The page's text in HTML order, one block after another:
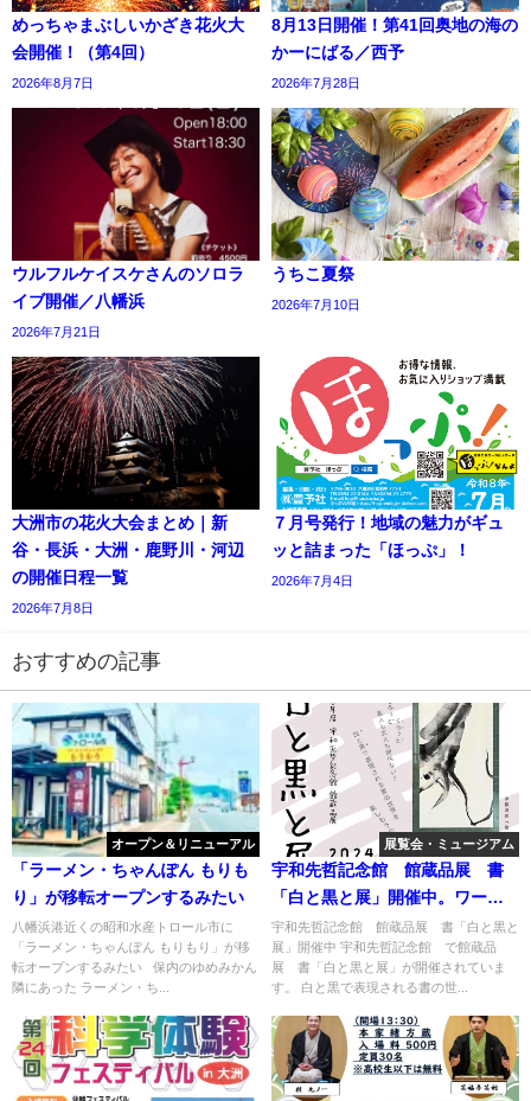
めっちゃまぶしいかざき花火大
会開催！（第4回）
2026年8月7日
8月13日開催！第41回奥地の海の
かーにばる／西予
2026年7月28日
ウルフルケイスケさんのソロラ
イブ開催／八幡浜
2026年7月21日
うちこ夏祭
2026年7月10日
大洲市の花火大会まとめ｜新
谷・長浜・大洲・鹿野川・河辺
の開催日程一覧
2026年7月8日
７月号発行！地域の魅力がギュ
ッと詰まった「ほっぷ」！
2026年7月4日
おすすめの記事
オープン＆リニューアル
「ラーメン・ちゃんぽん もりも
り」が移転オープンするみたい
八幡浜港近くの昭和水産トロール市に
「ラーメン・ちゃんぽん もりもり」が移
転オープンするみたい 保内のゆめみかん
隣にあった ラーメン・ち...
展覧会・ミュージアム
宇和先哲記念館 館蔵品展 書
「白と黒と展」開催中。ワーク
ショップも
宇和先哲記念館 館蔵品展 書「白と黒と
展」開催中 宇和先哲記念館 で館蔵品
展 書「白と黒と展」が開催されていま
す。 白と黒で表現される書の世...